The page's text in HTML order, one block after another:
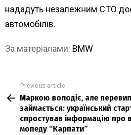
нададуть незалежним СТО
автомобілів.
За матеріалами: BMW
more
Previous article
Маркою володіє, але
займається: український
спростував інформацію про
мопеду “Карпати”